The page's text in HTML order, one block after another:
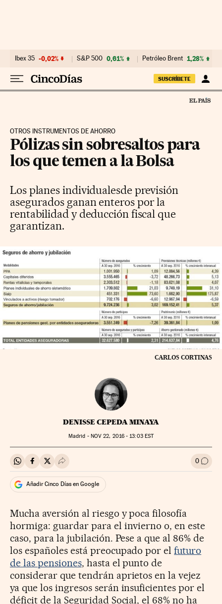
Ibex 35 -0,02% S&P 500 0,61% Petróleo Brent 1,28%
SUSCRÍBETE
OTROS INSTRUMENTOS DE AHORRO
Pólizas sin sobresaltos para
los que temen a la Bolsa
Los planes individualesde previsión
asegurados ganan enteros por la
rentabilidad y deducción fiscal que
garantizan.
CARLOS CORTINAS
DENISSE CEPEDA MINAYA
Madrid - NOV 22, 2016 - 13:03EST
Compartir en Whatsapp
Compartir en Facebook
Compartir en Twitter
Desplegar Redes Sociales 0 Ir a
Añadir Cinco Días en Google
Mucha aversión al riesgo y poca filosofía
hormiga: guardar para el invierno o, en este
caso, para la jubilación. Pese a que al 86% de
los españoles está preocupado por elfuturo
de las pensiones, hasta el punto de
considerar que tendrán aprietos en la vejez
ya que los ingresos serán insuficientes por el
déficit de la Seguridad Social, el 68% no ha